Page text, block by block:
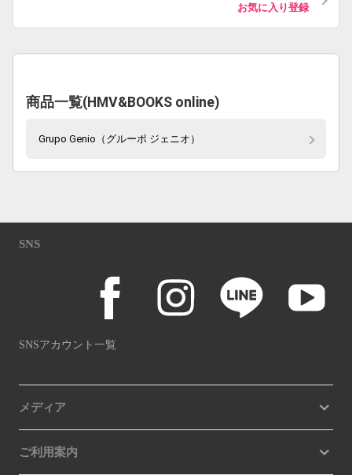
お気に入り登録
商品一覧(HMV&BOOKS online)
Grupo Genio（グルーポ ジェニオ）
SNS
SNSアカウント一覧
メディア
ご利用案内